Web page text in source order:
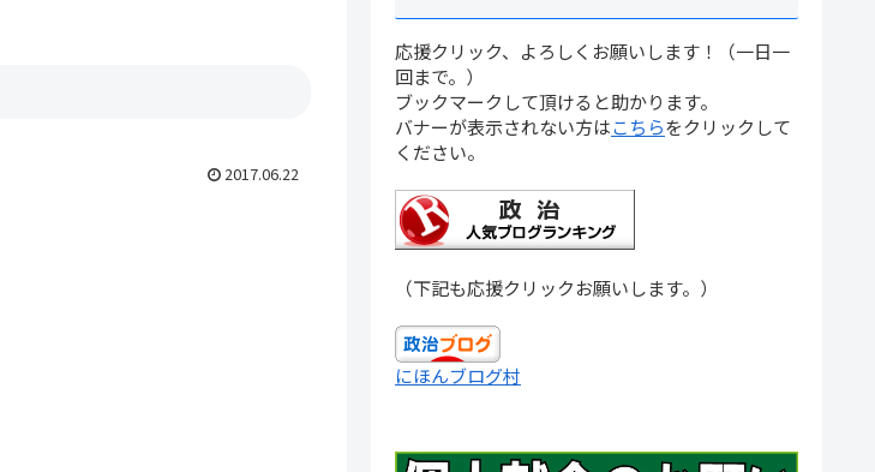
2017.06.22
応援クリック、よろしくお願いします！（一日一
回まで。）
ブックマークして頂けると助かります。
バナーが表示されない方はこちらをクリックして
ください。
（下記も応援クリックお願いします。）
にほんブログ村